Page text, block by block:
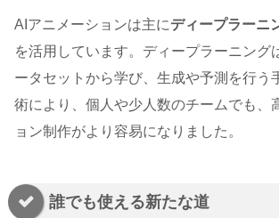
AIアニメーションは主にディープラーニ
を活用しています。ディープラーニング
ータセットから学び、生成や予測を行う
術により、個人や少人数のチームでも、
ョン制作がより容易になりました。
誰でも使える新たな道